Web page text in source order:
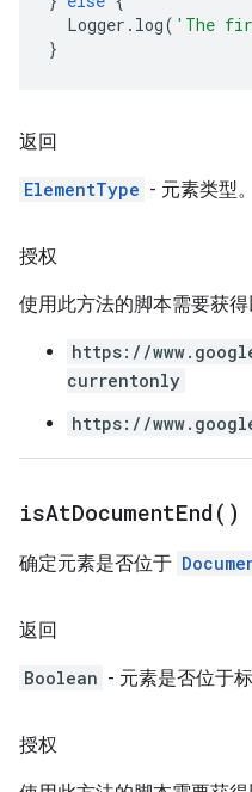
Logger . log( 'The
}
返回
ElementType - 元素类型。
授权
使用此方法的脚本需要获
https://
currentonly
https://
isAtDocumentEnd( )
确定元素是否位于
返回
Boolean - 元素是否位于
授权